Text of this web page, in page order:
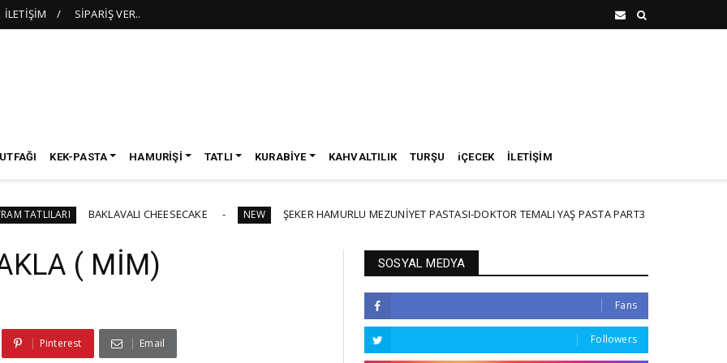
İLETİŞİM SİPARİŞ VER..
KEK-PASTA HAMURİŞİ TATLI KURABİYE KAHVALTILIK TURŞU iÇECEK İLETİŞİM
BAKLAVALI CHEESECAKE NEW ŞEKER HAMURLU MEZUNİYET PASTASI-DOKTOR TEMALI YAŞ PASTA PART3 NEW
( MİM)
Pinterest Email
SOSYAL MEDYA
Fans
Followers